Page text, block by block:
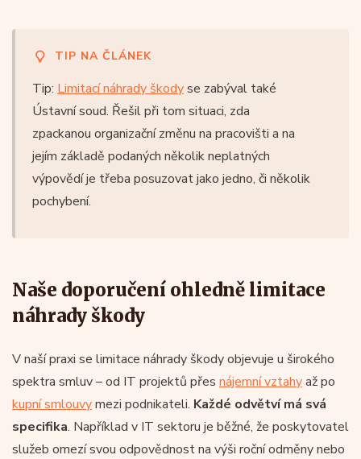
TIP NA ČLÁNEK
Tip: Limitací náhrady škodyse zabýval také
Ústavní soud. Řešil při tom situaci, zda
zpackanou organizační změnu na pracovišti a na
jejím základě podaných několik neplatných
výpovědí je třeba posuzovat jako jedno, či několik
pochybení.
Naše doporučení ohledně limitace
náhrady škody
V naší praxi se limitace náhrady škody objevuje u širokého
spektra smluv – od IT projektů přes nájemní vztahyaž po
kupní smlouvymezi podnikateli. Každé odvětví má svá
specifika. Například v IT sektoru je běžné, že poskytovatel
služeb omezí svou odpovědnost na výši roční odměny nebo